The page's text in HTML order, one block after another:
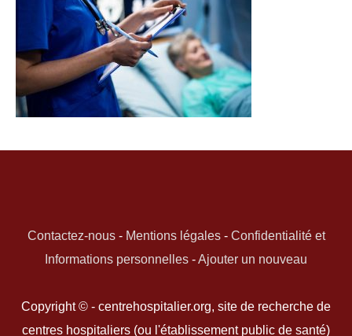
Contactez-nous- Mentions légales- Confidentialité et
Informations personnelles -Ajouter un nouveau
Copyright © - centrehospitalier.org, site de recherche de
centres hospitaliers (ou l'établissement public de santé)